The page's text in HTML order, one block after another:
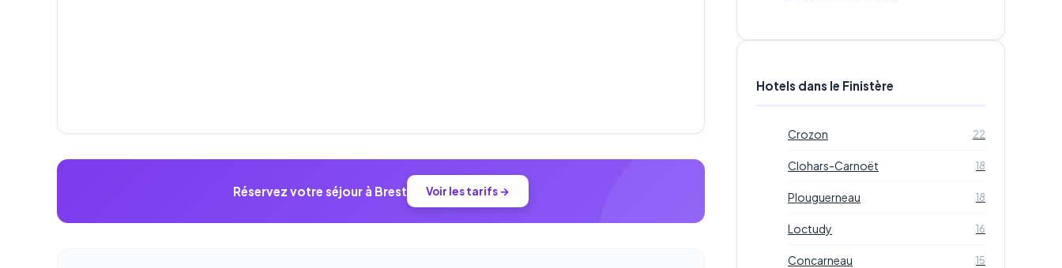
Réservez votre séjour à Brest Voir les tarifs →
Hotels dans le Finistère
Crozon 22
Clohars-Carnoët 18
Plouguerneau 18
Loctudy 16
Concarneau 15